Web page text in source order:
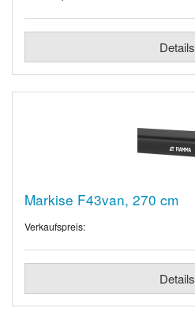
Details
Markise F43van, 270 cm
Verkaufspreis:
Details